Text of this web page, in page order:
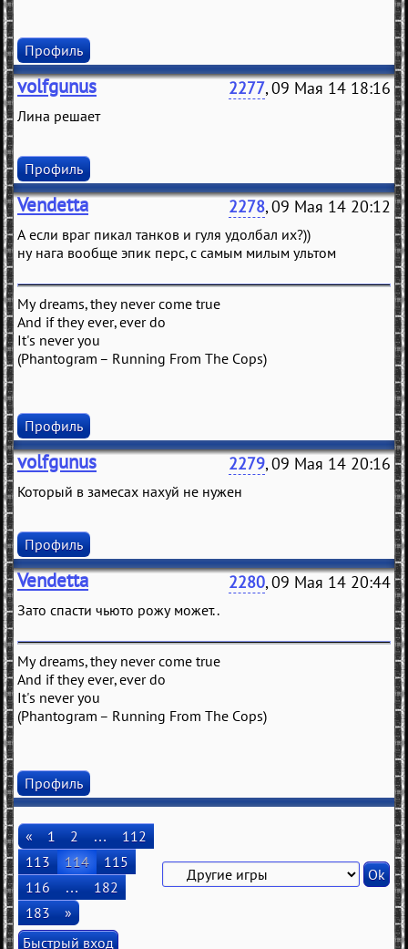
Профиль
volfgunus 2277, 09 Мая 14 18:16
Лина решает
Профиль
Vendetta 2278, 09 Мая 14 20:12
А если враг пикал танков и гуля удолбал их?))
ну нага вообще эпик перс, с самым милым ультом
My dreams, they never come true
And if they ever, ever do
It's never you
(Phantogram – Running From The Cops)
Профиль
volfgunus 2279, 09 Мая 14 20:16
Который в замесах нахуй не нужен
Профиль
Vendetta 2280, 09 Мая 14 20:44
Зато спасти чьюто рожу может..
My dreams, they never come true
And if they ever, ever do
It's never you
(Phantogram – Running From The Cops)
Профиль
« 1 2 …
112
113
114
115
116
…
182
183
»